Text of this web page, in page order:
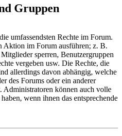
Gruppen
umfassendsten Rechte im Forum.
Aktion im Forum ausführen; z. B.
sperren, Benutzergruppen
vergeben usw. Die Rechte, die
allerdings davon abhängig, welche
des Forums oder ein anderer
Administratoren können auch volle
wenn ihnen das entsprechende